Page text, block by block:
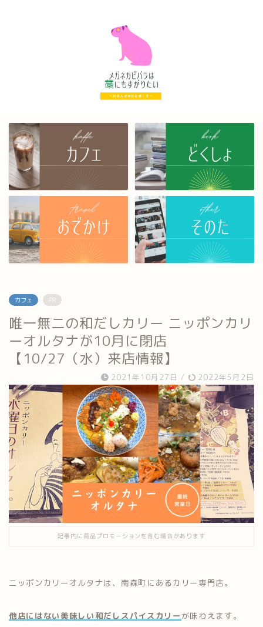
カフェ PR
唯一無二の和だしカリー ニッポンカリ
ーオルタナが10月に閉店
【10/27（水）来店情報】
2021年10月27日 / 2022年5月2日
記事内に商品プロモーションを含む場合があります
ニッポンカリーオルタナは、南森町にあるカリー専門店。
他店にはない美味しい和だしスパイスカリー が味わえます。